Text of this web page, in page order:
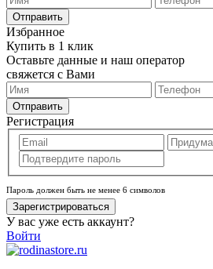
Отправить
Избранное
Купить в 1 клик
Оставьте данные и наш оператор
свяжется с Вами
Отправить
Регистрация
Пароль должен быть не менее 6 символов
Зарегистрироваться
У вас уже есть аккаунт?
Войти